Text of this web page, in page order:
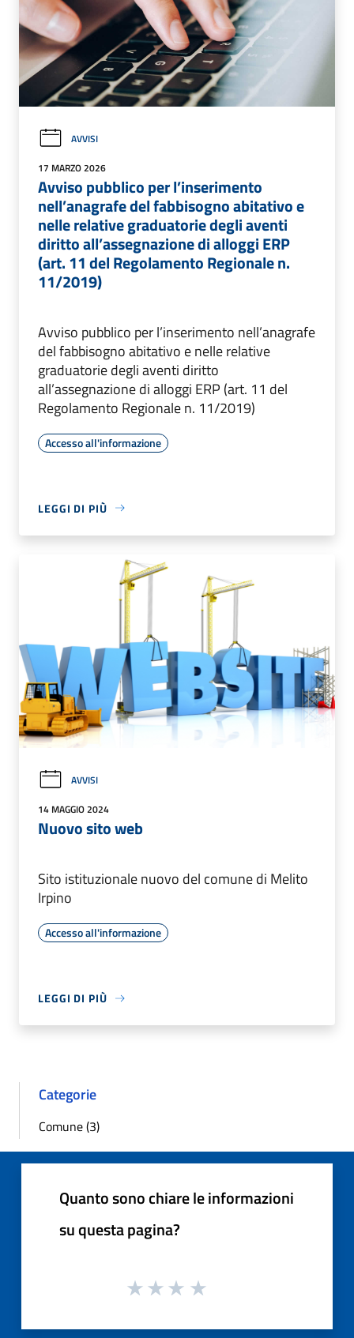
AVVISI
17 MARZO 2026
Avviso pubblico per l’inserimento
nell’anagrafe del fabbisogno abitativo e
nelle relative graduatorie degli aventi
diritto all’assegnazione di alloggi ERP
(art. 11 del Regolamento Regionale n.
11/2019)
Avviso pubblico per l’inserimento nell’anagrafe
del fabbisogno abitativo e nelle relative
graduatorie degli aventi diritto
all’assegnazione di alloggi ERP (art. 11 del
Regolamento Regionale n. 11/2019)
Accesso all'informazione
LEGGI DI PIÙ
AVVISI
14 MAGGIO 2024
Nuovo sito web
Sito istituzionale nuovo del comune di Melito
Irpino
Accesso all'informazione
LEGGI DI PIÙ
Categorie
Comune (3)
Quanto sono chiare le informazioni
su questa pagina?